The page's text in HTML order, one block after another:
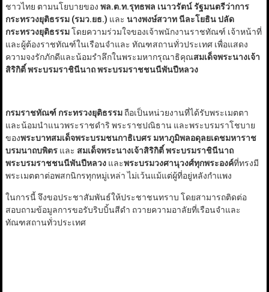
ชาวไทย ตามนโยบายของ พล.ต.ท.รุทธพล เนาวรัตน์ รัฐมนตรีว่าการ
กระทรวงยุติธรรม (รมว.ยธ.) และ นางพงษ์สวาท นีละโยธิน ปลัด
กระทรวงยุติธรรมโดยความร่วมใจของเจ้าพนักงานราชทัณฑ์ เจ้าหน้าที่
และผู้ต้องราชทัณฑ์ในเรือนจำและ ทัณฑสถานทั่วประเทศ เพื่อแสดง
ความจงรักภักดีและน้อมรำลึกในพระมหากรุณาธิคุณสมเด็จพระนางเจ้า
สิริกิติ์ พระบรมราชินีนาถ พระบรมราชชนนีพันปีหลวง
กรมราชทัณฑ์ กระทรวงยุติธรรมถือเป็นหน่วยงานที่ได้รับพระเมตตา
และน้อมนำแนวพระราชดำริ พระราชปณิธาน และพระบรมราโชบาย
ของพระบาทสมเด็จพระบรมชนกาธิเบศร มหาภูมิพลอดุลยเดชมหาราช
บรมนาถบพิตรและ สมเด็จพระนางเจ้าสิริกิติ์ พระบรมราชินีนาถ
พระบรมราชชนนีพันปีหลวงและพระบรมวงศานุวงศ์ทุกพระองค์ที่ทรงมี
พระเมตตาต่อพสกนิกรทุกหมู่เหล่า ไม่เว้นแม้แต่ผู้ที่อยู่หลังกำแพง
ในการนี้ จึงขอประชาสัมพันธ์ให้ประชาชนทราบ โดยสามารถติดต่อ
สอบถามข้อมูลการขอรับริบบิ้นสีดำ ถวายความอาลัยที่เรือนจำและ
ทัณฑสถานทั่วประเทศ